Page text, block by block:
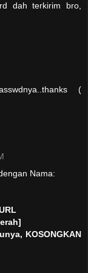
dah terkirim bro,
(
Nama:
KOSONGKAN